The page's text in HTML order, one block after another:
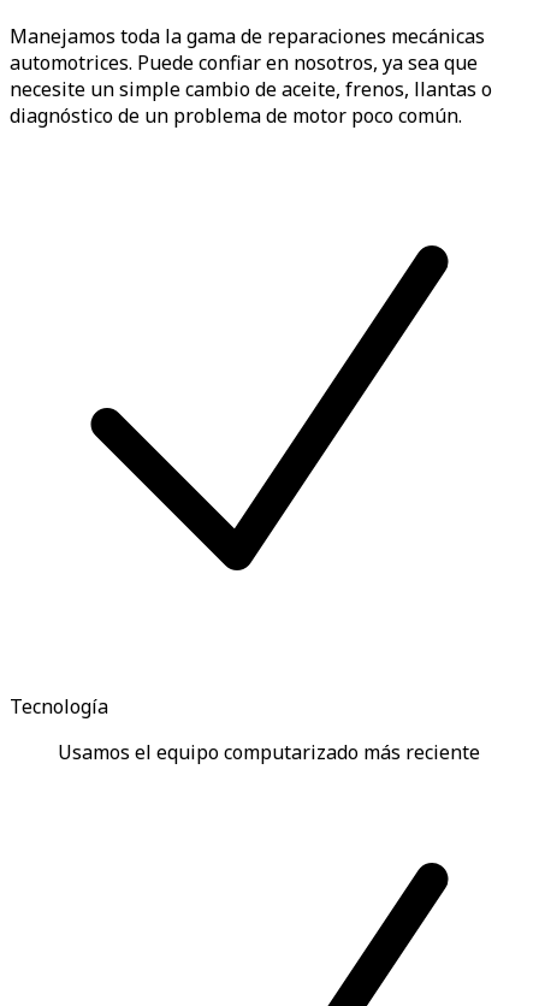
Manejamos toda la gama de reparaciones mecánicas
automotrices. Puede confiar en nosotros, ya sea que
necesite un simple cambio de aceite, frenos, llantas o
diagnóstico de un problema de motor poco común.
Tecnología
Usamos el equipo computarizado más reciente